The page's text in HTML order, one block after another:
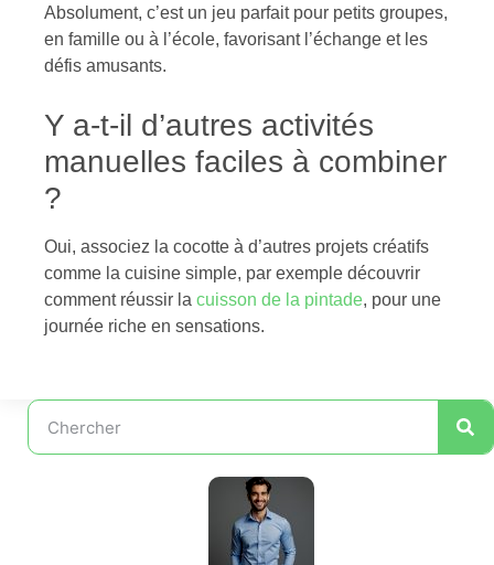
Absolument, c’est un jeu parfait pour petits groupes,
en famille ou à l’école, favorisant l’échange et les
défis amusants.
Y a-t-il d’autres activités
manuelles faciles à combiner
?
Oui, associez la cocotte à d’autres projets créatifs
comme la cuisine simple, par exemple découvrir
comment réussir la cuisson de la pintade, pour une
journée riche en sensations.